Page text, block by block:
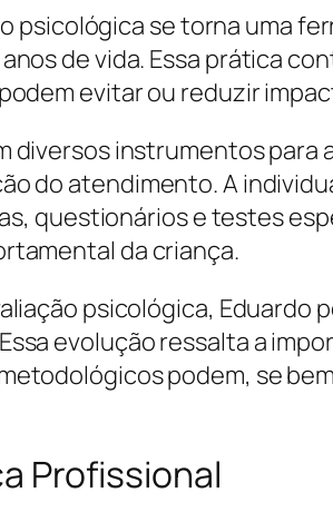
psicológica se torna uma
de vida. Essa prática
evitar ou reduzir
instrumentos para
do atendimento. A
questionários e testes
da criança.
psicológica, Eduardo
evolução ressalta a
podem, se
Profissional